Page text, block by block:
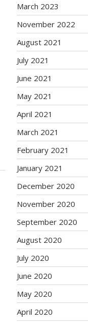
March 2023
November 2022
August 2021
July 2021
June 2021
May 2021
April 2021
March 2021
February 2021
January 2021
December 2020
November 2020
September 2020
August 2020
July 2020
June 2020
May 2020
April 2020